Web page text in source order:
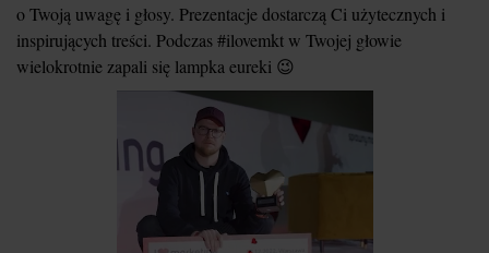
o Twoją uwagę i głosy. Prezentacje dostarczą Ci użytecznych i
inspirujących treści. Podczas #ilovemkt w Twojej głowie
wielokrotnie zapali się lampka eureki 😉